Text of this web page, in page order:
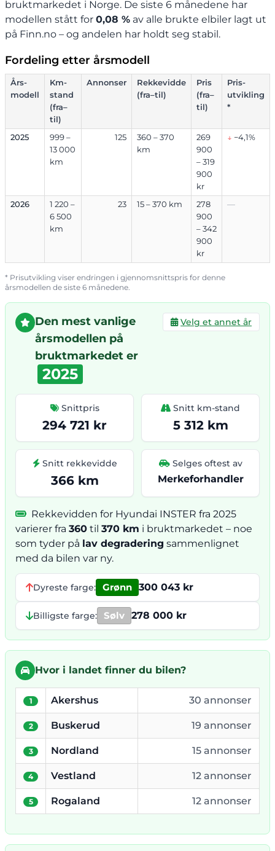
bruktmarkedet i Norge. De siste 6 månedene har
modellen stått for 0,08 % av alle brukte elbiler lagt ut
på Finn.no – og andelen har holdt seg stabil.
Fordeling etter årsmodell
Års-
modell
Km-
stand
(fra–
til)
Annonser
Rekkevidde
(fra–til)
Pris
(fra–
til)
Pris-
utvikling
*
2025
999 –
13 000
km
125
360 – 370
km
269
900
– 319
900
kr
↓ −4,1%
2026
1 220 –
6 500
km
23 15 – 370 km
278
900
– 342
900
kr
—
* Prisutvikling viser endringen i gjennomsnittspris for denne
årsmodellen de siste 6 månedene.
Den mest vanlige
årsmodellen på
bruktmarkedet er
2025
Velg et annet år
Snittpris
294 721 kr
Snitt km-stand
5 312 km
Snitt rekkevidde
366 km
Selges oftest av
Merkeforhandler
Rekkevidden for Hyundai INSTER fra 2025
varierer fra 360 til 370 km i bruktmarkedet – noe
som tyder på lav degradering sammenlignet
med da bilen var ny.
Dyreste farge: Grønn 300 043 kr
Billigste farge: Sølv 278 000 kr
Hvor i landet finner du bilen?
1 Akershus 30 annonser
2 Buskerud 19 annonser
3 Nordland 15 annonser
4 Vestland 12 annonser
5 Rogaland 12 annonser